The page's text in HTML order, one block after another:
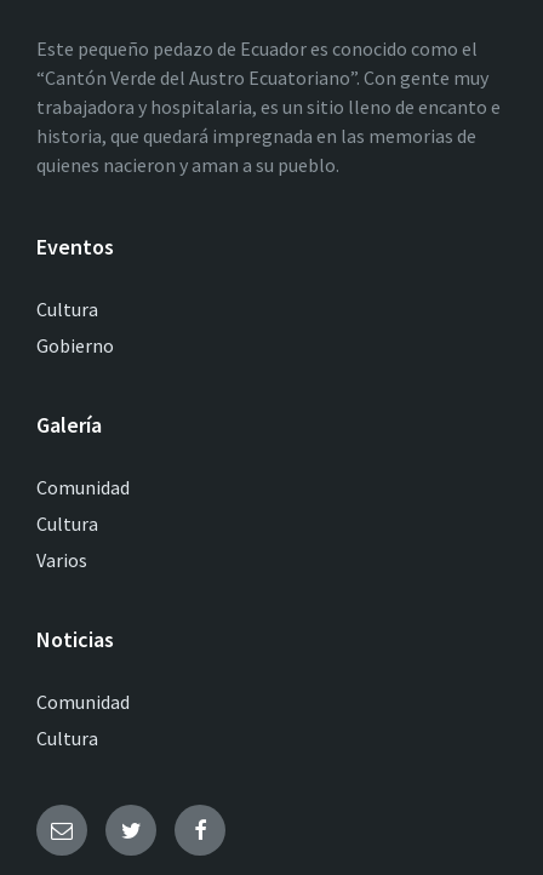
Este pequeño pedazo de Ecuador es conocido como el
“Cantón Verde del Austro Ecuatoriano”. Con gente muy
trabajadora y hospitalaria, es un sitio lleno de encanto e
historia, que quedará impregnada en las memorias de
quienes nacieron y aman a su pueblo.
Eventos
Cultura
Gobierno
Galería
Comunidad
Cultura
Varios
Noticias
Comunidad
Cultura